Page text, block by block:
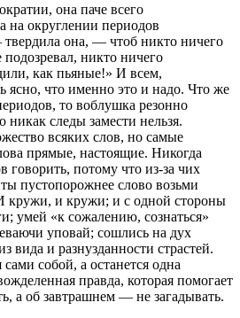
она паче всего
на округлении периодов
она, — чтоб никто ничего
никто ничего
как пьяные!» И всем,
ясно, что именно это и надо. Что же
то воблушка резонно
никак следы замести нельзя.
всяких слов, но самые
прямые, настоящие. Никогда
говорить, потому что из-за чих
пустопорожнее слово возьми
кружи, и кружи; и с одной стороны
умей «к сожалению, сознаться»
уповай; сошлись на дух
вида и разнузданности страстей.
собой, а останется одна
правда, которая помогает
а об завтрашнем — не загадывать.